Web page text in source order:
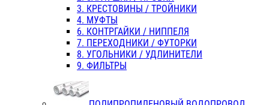
3. КРЕСТОВИНЫ / ТРОЙНИКИ
4. МУФТЫ
6. КОНТРГАЙКИ / НИППЕЛЯ
7. ПЕРЕХОДНИКИ / ФУТОРКИ
8. УГОЛЬНИКИ / УДЛИНИТЕЛИ
9. ФИЛЬТРЫ